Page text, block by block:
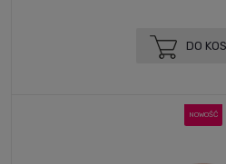
DO
NOWOŚĆ